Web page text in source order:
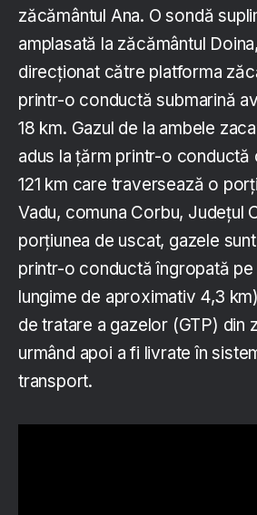
zăcământul Ana. O sondă
amplasată la zăcământul
direcționat către platforma
printr-o conductă submarină
18 km. Gazul de la ambele
adus la țărm printr-o conductă
121 km care traversează o
Vadu, comuna Corbu, Județul
porțiunea de uscat, gazele
printr-o conductă îngropată
lungime de aproximativ 4,3
de tratare a gazelor (GTP) din
urmând apoi a fi livrate în
transport.